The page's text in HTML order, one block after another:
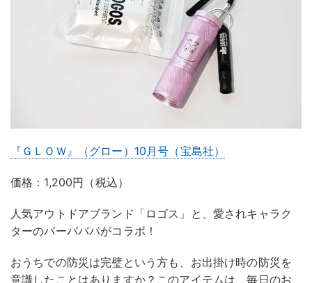
『ＧＬＯＷ』（グロー）10月号（宝島社）
価格：1,200円（税込）
人気アウトドアブランド「ロゴス」と、愛されキャラク
ターのバーバパパがコラボ！
おうちでの防災は完璧という方も、お出掛け時の防災を
意識したことはありますか？このアイテムは、毎日のお